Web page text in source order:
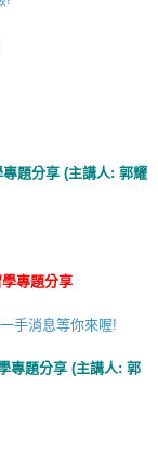
專題分享 (主講人: 郭耀
專題分享
手消息等你來喔!
專題分享 (主講人: 郭